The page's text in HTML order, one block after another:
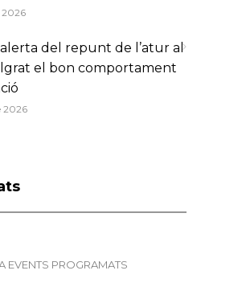
2026
del repunt de l’atur al
el bon comportament
2026
EVENTS PROGRAMATS